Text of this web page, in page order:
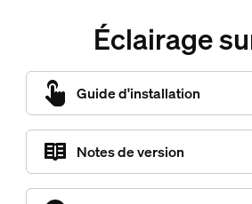
Éclairage
Guide d'installation
Notes de version